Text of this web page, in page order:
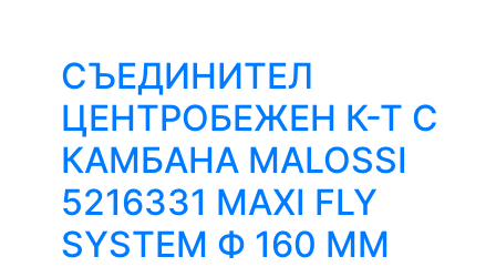
СЪЕДИНИТЕЛ
ЦЕНТРОБЕЖЕН К-Т С
КАМБАНА MALOSSI
5216331 MAXI FLY
SYSTEM Ф 160 ММ